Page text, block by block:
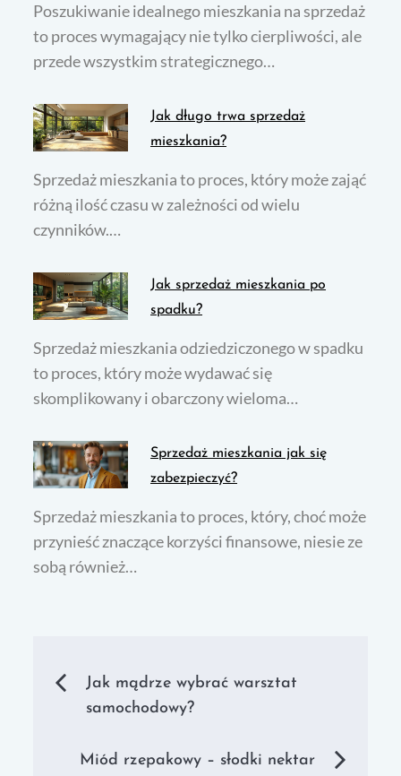
Poszukiwanie idealnego mieszkania na sprzedaż
to proces wymagający nie tylko cierpliwości, ale
przede wszystkim strategicznego…
Jak długo trwa sprzedaż
mieszkania?
Sprzedaż mieszkania to proces, który może zająć
różną ilość czasu w zależności od wielu
czynników.…
Jak sprzedaż mieszkania po
spadku?
Sprzedaż mieszkania odziedziczonego w spadku
to proces, który może wydawać się
skomplikowany i obarczony wieloma…
Sprzedaż mieszkania jak się
zabezpieczyć?
Sprzedaż mieszkania to proces, który, choć może
przynieść znaczące korzyści finansowe, niesie ze
sobą również…
Nawigacja
Jak mądrze wybrać warsztat
samochodowy?
Miód rzepakowy – słodki nektar